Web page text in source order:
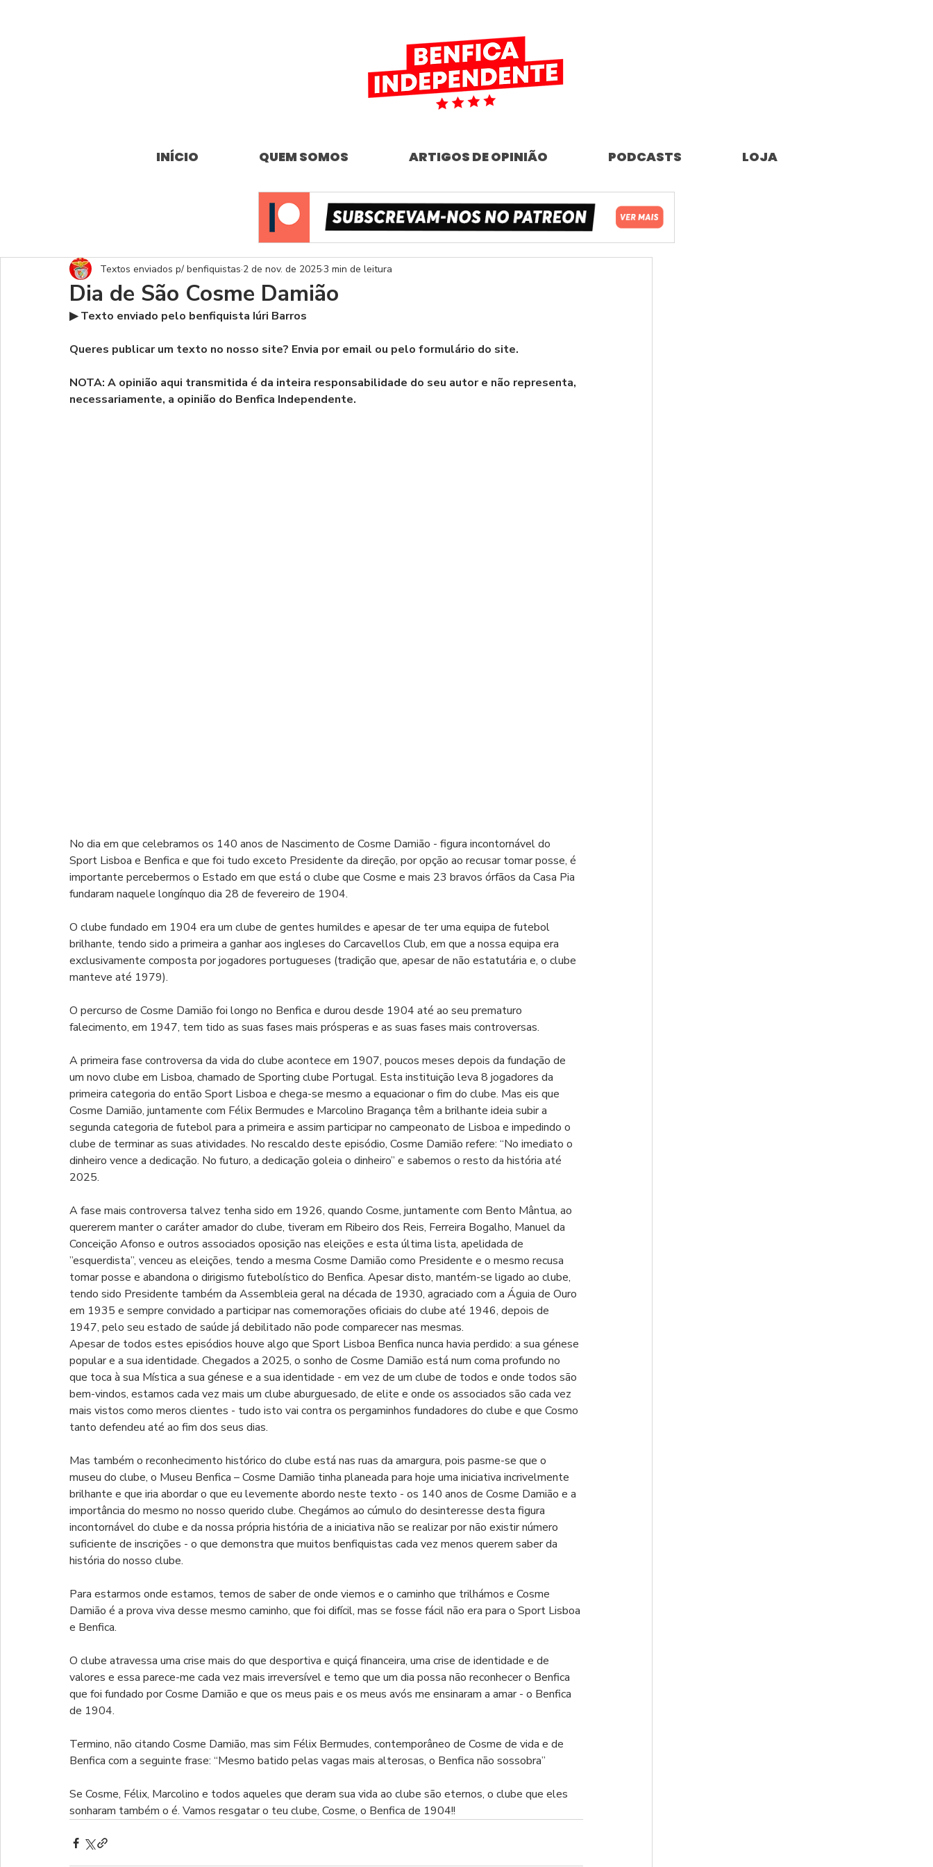
INÍCIO QUEM SOMOS ARTIGOS DE OPINIÃO PODCASTS LOJA
Dia de São Cosme Damião
Textos enviados p/ benfiquistas 2 de nov. de 20253 min de leitura
▶ Texto enviado pelo benfiquista Iúri Barros
Queres publicar um texto no nosso site? Envia por email ou pelo formulário do site.
NOTA: A opinião aqui transmitida é da inteira responsabilidade do seu autor e não representa,
necessariamente, a opinião do Benfica Independente.
No dia em que celebramos os 140 anos de Nascimento de Cosme Damião - figura incontornável do
Sport Lisboa e Benfica e que foi tudo exceto Presidente da direção, por opção ao recusar tomar posse, é
importante percebermos o Estado em que está o clube que Cosme e mais 23 bravos órfãos da Casa Pia
fundaram naquele longínquo dia 28 de fevereiro de 1904.
O clube fundado em 1904 era um clube de gentes humildes e apesar de ter uma equipa de futebol
brilhante, tendo sido a primeira a ganhar aos ingleses do Carcavellos Club, em que a nossa equipa era
exclusivamente composta por jogadores portugueses (tradição que, apesar de não estatutária e, o clube
manteve até 1979).
O percurso de Cosme Damião foi longo no Benfica e durou desde 1904 até ao seu prematuro
falecimento, em 1947, tem tido as suas fases mais prósperas e as suas fases mais controversas.
A primeira fase controversa da vida do clube acontece em 1907, poucos meses depois da fundação de
um novo clube em Lisboa, chamado de Sporting clube Portugal. Esta instituição leva 8 jogadores da
primeira categoria do então Sport Lisboa e chega-se mesmo a equacionar o fim do clube. Mas eis que
Cosme Damião, juntamente com Félix Bermudes e Marcolino Bragança têm a brilhante ideia subir a
segunda categoria de futebol para a primeira e assim participar no campeonato de Lisboa e impedindo o
clube de terminar as suas atividades. No rescaldo deste episódio, Cosme Damião refere: “No imediato o
dinheiro vence a dedicação. No futuro, a dedicação goleia o dinheiro” e sabemos o resto da história até
2025.
A fase mais controversa talvez tenha sido em 1926, quando Cosme, juntamente com Bento Mântua, ao
quererem manter o caráter amador do clube, tiveram em Ribeiro dos Reis, Ferreira Bogalho, Manuel da
Conceição Afonso e outros associados oposição nas eleições e esta última lista, apelidada de
”esquerdista”, venceu as eleições, tendo a mesma Cosme Damião como Presidente e o mesmo recusa
tomar posse e abandona o dirigismo futebolístico do Benfica. Apesar disto, mantém-se ligado ao clube,
tendo sido Presidente também da Assembleia geral na década de 1930, agraciado com a Águia de Ouro
em 1935 e sempre convidado a participar nas comemorações oficiais do clube até 1946, depois de
1947, pelo seu estado de saúde já debilitado não pode comparecer nas mesmas.
Apesar de todos estes episódios houve algo que Sport Lisboa Benfica nunca havia perdido: a sua génese
popular e a sua identidade. Chegados a 2025, o sonho de Cosme Damião está num coma profundo no
que toca à sua Mística a sua génese e a sua identidade - em vez de um clube de todos e onde todos são
bem-vindos, estamos cada vez mais um clube aburguesado, de elite e onde os associados são cada vez
mais vistos como meros clientes - tudo isto vai contra os pergaminhos fundadores do clube e que Cosmo
tanto defendeu até ao fim dos seus dias.
Mas também o reconhecimento histórico do clube está nas ruas da amargura, pois pasme-se que o
museu do clube, o Museu Benfica – Cosme Damião tinha planeada para hoje uma iniciativa incrivelmente
brilhante e que iria abordar o que eu levemente abordo neste texto - os 140 anos de Cosme Damião e a
importância do mesmo no nosso querido clube. Chegámos ao cúmulo do desinteresse desta figura
incontornável do clube e da nossa própria história de a iniciativa não se realizar por não existir número
suficiente de inscrições - o que demonstra que muitos benfiquistas cada vez menos querem saber da
história do nosso clube.
Para estarmos onde estamos, temos de saber de onde viemos e o caminho que trilhámos e Cosme
Damião é a prova viva desse mesmo caminho, que foi difícil, mas se fosse fácil não era para o Sport Lisboa
e Benfica.
O clube atravessa uma crise mais do que desportiva e quiçá financeira, uma crise de identidade e de
valores e essa parece-me cada vez mais irreversível e temo que um dia possa não reconhecer o Benfica
que foi fundado por Cosme Damião e que os meus pais e os meus avós me ensinaram a amar - o Benfica
de 1904.
Termino, não citando Cosme Damião, mas sim Félix Bermudes, contemporâneo de Cosme de vida e de
Benfica com a seguinte frase: “Mesmo batido pelas vagas mais alterosas, o Benfica não sossobra”
Se Cosme, Félix, Marcolino e todos aqueles que deram sua vida ao clube são eternos, o clube que eles
sonharam também o é. Vamos resgatar o teu clube, Cosme, o Benfica de 1904!!